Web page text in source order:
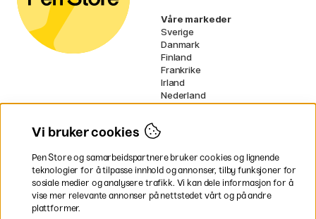
Våre markeder
Sverige
Danmark
Finland
Frankrike
Irland
Nederland
Tyskland
* Spesifikkefraktvilkårgjelder for
voluminøse varer.
Vi bruker cookies
Pen Store og samarbeidspartnere bruker cookies og lignende
teknologier for å tilpasse innhold og annonser, tilby funksjoner for
sosiale medier og analysere trafikk. Vi kan dele informasjon for å
vise mer relevante annonser på nettstedet vårt og på andre
plattformer.